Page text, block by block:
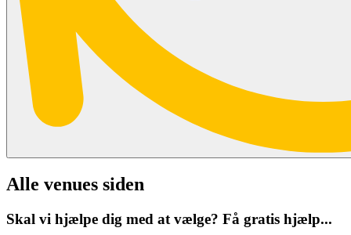
Alle venues siden
Skal vi hjælpe dig med at vælge? Få gratis hjælp...